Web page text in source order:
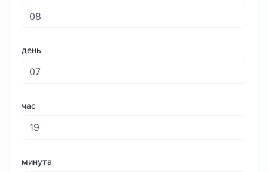
день
час
минута